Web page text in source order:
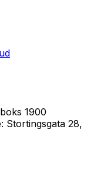
1900
Stortingsgata 28,